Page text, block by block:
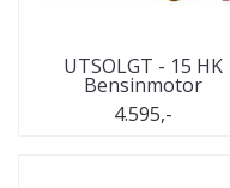
UTSOLGT - 15 HK
Bensinmotor
4.595,-